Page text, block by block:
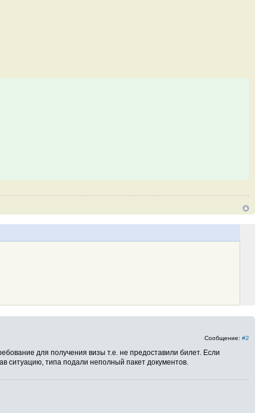
Сообщение: #2
для получения визы т.е. не предоставили билет. Если
ситуацию, типа подали неполный пакет документов.